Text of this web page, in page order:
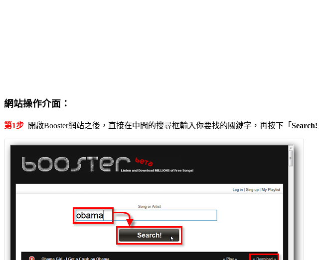
網站操作介面：
第1步 開啟Booster網站之後，直接在中間的搜尋框輸入你要找的關鍵字，再按下「 Search!